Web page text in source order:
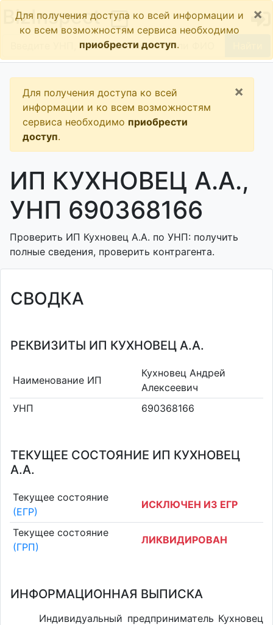
BizInspect
Для получения доступа ко всей информации и
ко всем возможностям сервиса необходимо
приобрести доступ.
×
Для получения доступа ко всей
информации и ко всем возможностям
сервиса необходимо приобрести
доступ.
×
ИП КУХНОВЕЦ А.А.,
УНП 690368166
Проверить ИП Кухновец А.А. по УНП: получить
полные сведения, проверить контрагента.
СВОДКА
РЕКВИЗИТЫ ИП КУХНОВЕЦ А.А.
Наименование ИП
Кухновец Андрей
Алексеевич
УНП
690368166
ТЕКУЩЕЕ СОСТОЯНИЕ ИП КУХНОВЕЦ
А.А.
Текущее состояние
(ЕГР)
ИСКЛЮЧЕН ИЗ ЕГР
Текущее состояние
(ГРП)
ЛИКВИДИРОВАН
ИНФОРМАЦИОННАЯ ВЫПИСКА
Индивидуальный предприниматель Кухновец